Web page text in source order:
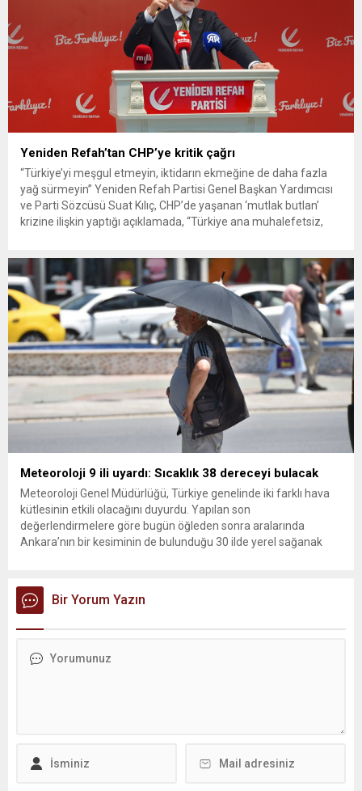
Yeniden Refah’tan CHP’ye kritik çağrı
“Türkiye’yi meşgul etmeyin, iktidarın ekmeğine de daha fazla
yağ sürmeyin” Yeniden Refah Partisi Genel Başkan Yardımcısı
ve Parti Sözcüsü Suat Kılıç, CHP’de yaşanan ‘mutlak butlan’
krizine ilişkin yaptığı açıklamada, “Türkiye ana muhalefetsiz,
olun. Türkiye’yi...
Meteoroloji 9 ili uyardı: Sıcaklık 38 dereceyi bulacak
Meteoroloji Genel Müdürlüğü, Türkiye genelinde iki farklı hava
kütlesinin etkili olacağını duyurdu. Yapılan son
değerlendirmelere göre bugün öğleden sonra aralarında
Ankara’nın bir kesiminin de bulunduğu 30 ilde yerel sağanak
üzerine çıkarak yaz değerlerine ulaşacak. Ayrıca...
Bir Yorum Yazın